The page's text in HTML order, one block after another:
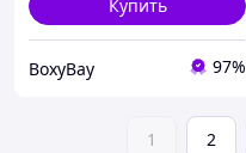
Купить
BoxyBay 97%
1 2